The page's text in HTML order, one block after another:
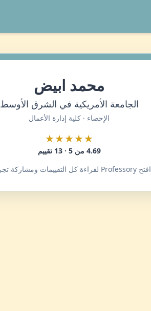
محمد ابيض
الجامعة الأمريكية في الشرق الأوسط
الإحصاء · كلية إدارة الأعمال
★★★★★
4.69 من 5 · 13 تقييم
افتح Professory لقراءة كل التقييمات ومشاركة تجربتك